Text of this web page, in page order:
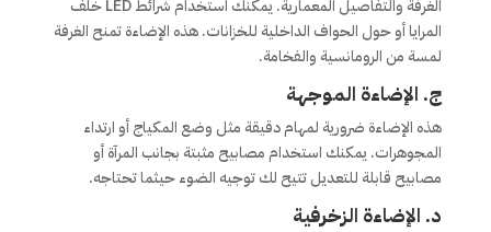
الغرفة والتفاصيل المعمارية. يمكنك استخدام شرائط LED خلف
المرايا أو حول الحواف الداخلية للخزانات. هذه الإضاءة تمنح الغرفة
لمسة من الرومانسية والفخامة.
ج. الإضاءة الموجهة
هذه الإضاءة ضرورية لمهام دقيقة مثل وضع المكياج أو ارتداء
المجوهرات. يمكنك استخدام مصابيح مثبتة بجانب المرآة أو
مصابيح قابلة للتعديل تتيح لك توجيه الضوء حيثما تحتاجه.
د. الإضاءة الزخرفية